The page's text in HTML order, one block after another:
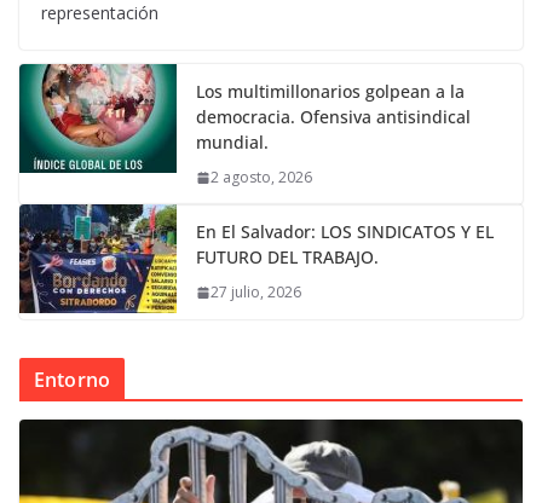
representación
Los multimillonarios golpean a la
democracia. Ofensiva antisindical
mundial.
2 agosto, 2026
En El Salvador: LOS SINDICATOS Y EL
FUTURO DEL TRABAJO.
27 julio, 2026
Entorno